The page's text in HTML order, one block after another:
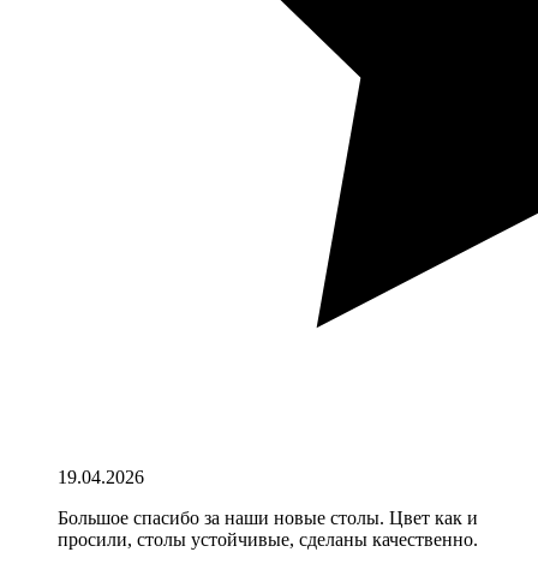
19.04.2026
Большое спасибо за наши новые столы. Цвет как и
просили, столы устойчивые, сделаны качественно.